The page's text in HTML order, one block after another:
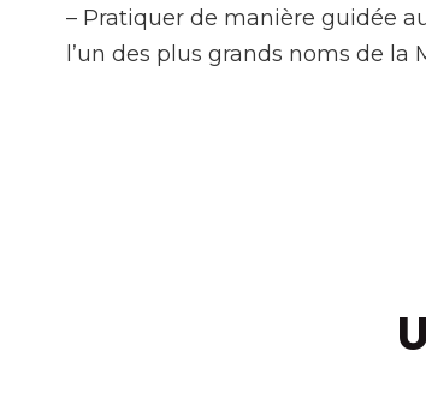
– Pratiquer de manière guidée
l’un des plus grands noms de la